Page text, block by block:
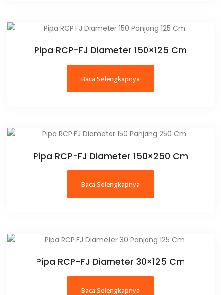
Pipa RCP-FJ Diameter 150×125 Cm
Baca Selengkapnya
Pipa RCP-FJ Diameter 150×250 Cm
Baca Selengkapnya
Pipa RCP-FJ Diameter 30×125 Cm
Baca Selengkapnya